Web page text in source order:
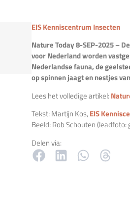
EIS Kenniscentrum Insecten
Nature Today 8-SEP-2025 –
voor Nederland worden
Nederlandse fauna, de
op spinnen jaagt en nestjes
Lees het volledige artikel:
Tekst: Martijn Kos,EIS
Beeld: Rob Schouten
Delen via: